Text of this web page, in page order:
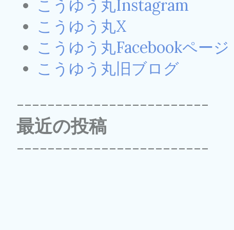
こうゆう丸Instagram
こうゆう丸X
こうゆう丸Facebookページ
こうゆう丸旧ブログ
-------------------------
最近の投稿
-------------------------